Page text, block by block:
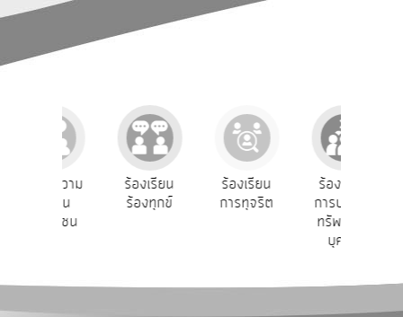
ความ
ยุทธศาสตร์/
พัฒนา
ทรัพยากร
ร้องเรียน
ร้องทุกข์
ร้องเรียน
การทุจริต
ร้องเรียน
การบริหาร
ทรัพยากร